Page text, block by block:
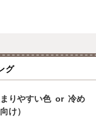
グ
まりやすい色 or 冷め
け）